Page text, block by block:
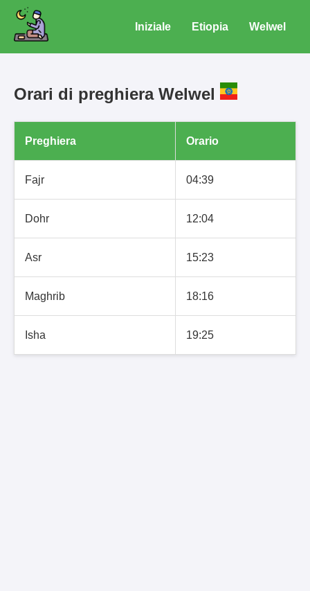
Iniziale Etiopia Welwel
Orari di preghiera Welwel
Preghiera Orario
Fajr 04:39
Dohr 12:04
Asr 15:23
Maghrib 18:16
Isha 19:25